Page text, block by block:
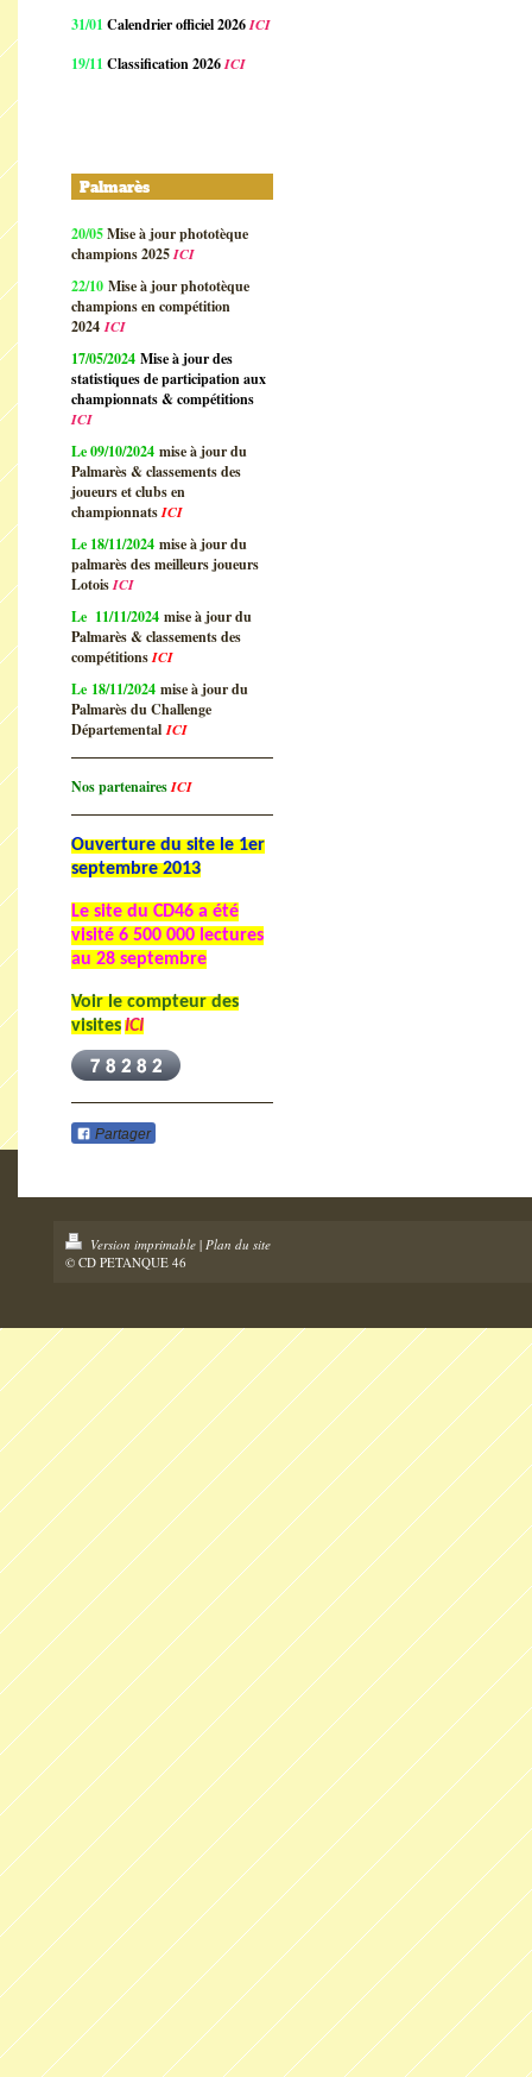
31/01 Calendrier officiel 2026ICI
19/11 Classification 2026ICI
Palmarès
20/05Mise à jour phototèque
champions 2025ICI
22/10 Mise à jour phototèque
champions en compétition
2024ICI
17/05/2024 Mise à jour des
statistiques de participation aux
championnats & compétitions
ICI
Le 09/10/2024 mise à jour du
Palmarès & classements des
joueurs et clubs en
championnatsICI
Le 18/11/2024 mise à jour du
palmarès des meilleurs joueurs
LotoisICI
Le 11/11/2024 mise à jour du
Palmarès & classements des
compétitionsICI
Le 18/11/2024 mise à jour du
Palmarès du Challenge
DépartementalICI
Nos partenairesICI
Ouverture du site le 1er
septembre 2013
Le site du CD46 a été
visité 6 500 000 lectures
au 28 septembre
Voir le compteur des
visitesICI
Partager
Version imprimable | Plan du site
© CD PETANQUE 46